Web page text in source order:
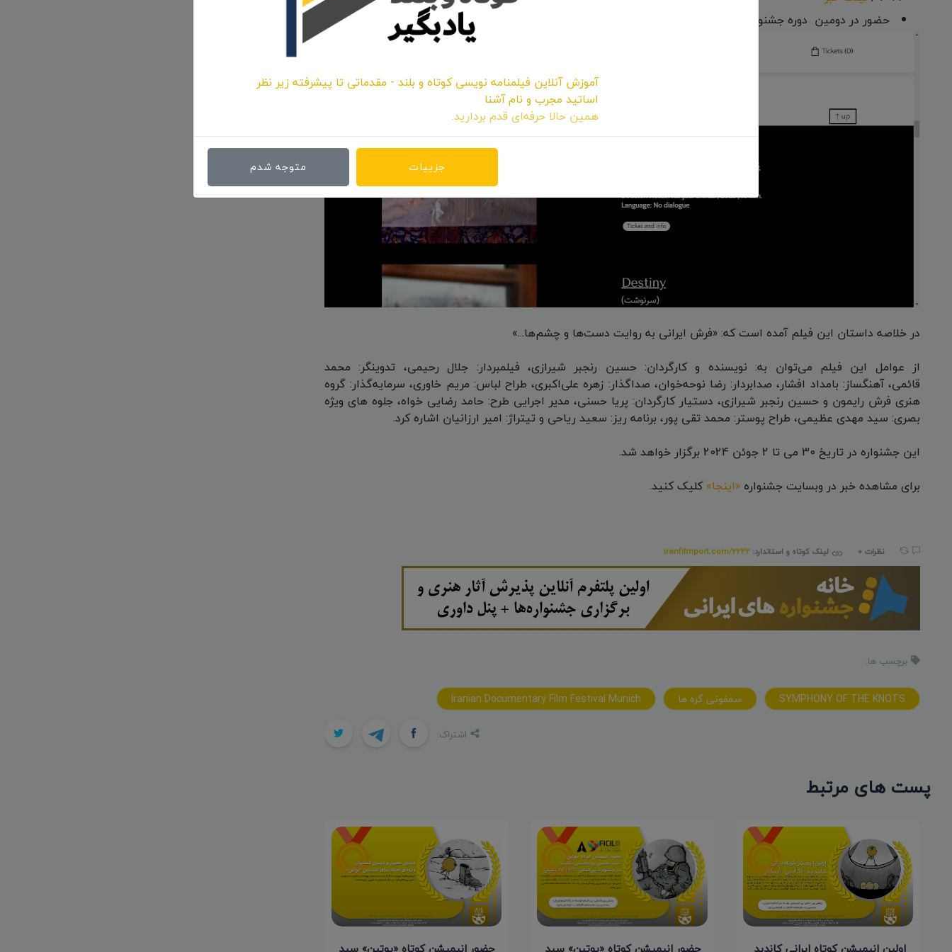
حضور در دومین دوره جشنواره «Golden Grape Film Festival» گرجستان - 2023
/ لینک خبر
در خلاصه داستان این فیلم آمده است که: «فرش ایرانی به روایت دست‌ها و چشم‌ها...»
از عوامل این فیلم می‌توان به: نویسنده و کارگردان: حسین رنجبر‌ شیرازی، فیلمبردار: جلال رحیمی، تدوینگر: محمد
قائمی، آهنگساز: بامداد افشار، صدابردار: رضا نوحه‌خوان، صداگذار: زهره علی‌اکبری، طراح لباس: مریم خاوری، سرمایه‌گذار: گروه
هنری فرش رایمون و حسین رنجبر شیرازی، دستیار کارگردان: پریا حسنی، مدیر اجرایی طرح: حامد رضایی خواه، جلوه های ویژه
بصری: سید مهدی عظیمی، طراح پوستر: محمد تقی پور، برنامه ریز: سعید ریاحی و تیتراژ: امیر ارزانیان اشاره کرد.
این جشنواره در تاریخ 30 می تا 2 جوئن 2024 برگزار خواهد شد.
برای مشاهده خبر در وبسایت جشنواره «اینجا»کلیک کنید.
نظرات 0 لینک کوتاه و استاندارد: iranfilmport.com/2242
برچسب ها:
SYMPHONY OF THE KNOTS سمفونی گره ها Iranian Documentary Film Festival Munich
اشتراک:
پست های مرتبط
آموزش آنلاین فیلمنامه نویسی کوتاه و بلند - مقدماتی تا پیشرفته زیر نظر
اساتید مجرب و نام آشنا
همین حالا حرفه‌ای قدم بردارید.
جزییات متوجه شدم